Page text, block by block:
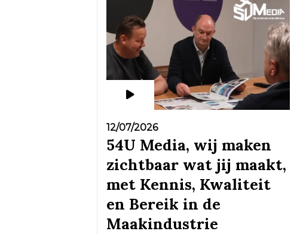
12/07/2026
54U Media, wij maken
zichtbaar wat jij maakt,
met Kennis, Kwaliteit
en Bereik in de
Maakindustrie